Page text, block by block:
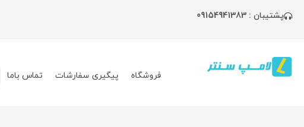
پشتیبان : 09154941383
فروشگاه پیگیری سفارشات تماس باما